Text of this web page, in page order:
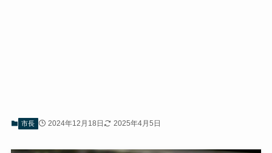
市長 2024年12月18日 2025年4月5日